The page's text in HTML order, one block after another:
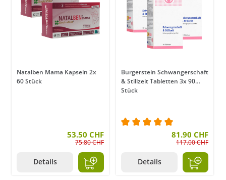
Natalben Mama Kapseln 2x
60 Stück
53.50 CHF
75.80 CHF
Details
Burgerstein Schwangerschaft
& Stillzeit Tabletten 3x 90
Stück
Durchschnittliche
81.90 CHF
117.00 CHF
Details